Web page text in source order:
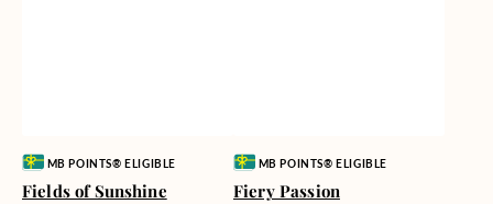
Vendor:MB POINTS® ELIGIBLE
Fields of Sunshine
Vendor:MB POINTS® ELIGIBLE
Fiery Passion